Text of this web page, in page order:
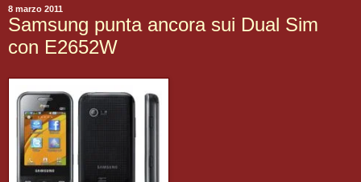
8 marzo 2011
Samsung punta ancora sui Dual Sim
con E2652W